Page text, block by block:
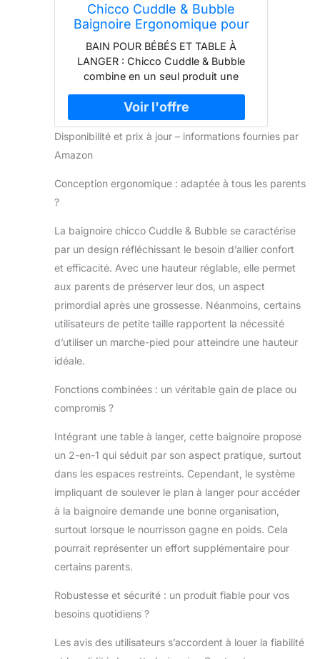
Chicco Cuddle & Bubble
Baignoire Ergonomique pour
Bébé avec Support et Table à
Langer, Hauteur Réglable,
Fermeture Compacte,
Organisateur pour Parents et
2 roues, Maximum 11 Kg -
Dots
BAIN POUR BÉBÉS ET TABLE À
LANGER : Chicco Cuddle & Bubble
combine en un seul produit une
confortable pour le bébé et pratique
pour les parents. Convient de la
naissance jusqu'à 1 an (max 11 kg)
BAIN ÉVOLUTIF : La baignoire pour
de l'enfant grâce aux deux
et position assise à partir de 6 mois
RÉGLABLE : La hauteur de la table à
langer peut être réglée sur 3 niveaux
différents pour mieux s'adapter à la
taille de maman ou papa PLIAGE
pas de place lorsqu'elle est fermée et
peut être rangée de manière pratique
positionnée sur le lavabo, si vous le
souhaitez ACCESSOIRES : Chicco
d'accessoires amovibles : Le pratique
organisateur pour les parents, le
pendant qu'elle sèche et le dispositif
pratique pour laver la tête de bébé
RÉDUCTEUR SOUPLE : lorsqu'il est
utilisé comme table à langer, un
coussin réducteur souple s'adapte de
manière ergonomique au bébé pour le
garder à l'aise pendant qu'il est
Disponibilité et prix à jour – informations fournies par
Amazon
Conception ergonomique : adaptée à tous les parents
?
La baignoire chicco Cuddle & Bubble se caractérise
par un design réfléchissant le besoin d’allier confort
et efficacité. Avec une hauteur réglable, elle permet
aux parents de préserver leur dos, un aspect
primordial après une grossesse. Néanmoins, certains
utilisateurs de petite taille rapportent la nécessité
d’utiliser un marche-pied pour atteindre une hauteur
idéale.
Fonctions combinées : un véritable gain de place ou
compromis ?
Intégrant une table à langer, cette baignoire propose
un 2-en-1 qui séduit par son aspect pratique, surtout
dans les espaces restreints. Cependant, le système
impliquant de soulever le plan à langer pour accéder
à la baignoire demande une bonne organisation,
surtout lorsque le nourrisson gagne en poids. Cela
pourrait représenter un effort supplémentaire pour
certains parents.
Robustesse et sécurité : un produit fiable pour vos
besoins quotidiens ?
Les avis des utilisateurs s’accordent à louer la fiabilité